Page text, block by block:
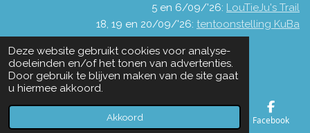
Deze website gebruikt cookies voor analyse-
doeleinden en/of het tonen van advertenties.
Door gebruik te blijven maken van de site gaat
u hiermee akkoord.
Akkoord
5 en 6/09/'26: LouTieJu's Trail
18, 19 en 20/09/'26: tentoonstelling KuBa
© 2021 - 2026 LouTieJu
Powered by JouwWeb
Telefoonnummer Facebook